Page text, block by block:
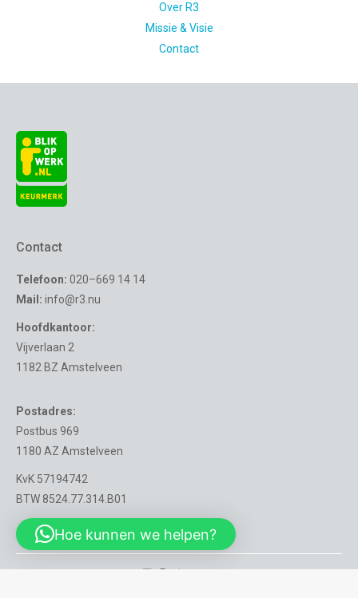
Over R3
Missie & Visie
Contact
Contact
Telefoon: 020–669 14 14
Mail: info@r3.nu
Hoofdkantoor:
Vijverlaan 2
1182 BZ Amstelveen
Postadres:
Postbus 969
1180 AZ Amstelveen
KvK 57194742
BTW 8524.77.314.B01
Footer menu
Hoe kunnen we helpen?